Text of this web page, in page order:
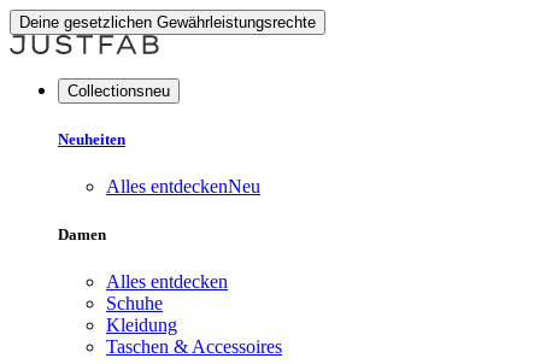
Deine gesetzlichen Gewährleistungsrechte
Collectionsneu
Neuheiten
Alles entdeckenNeu
Damen
Alles entdecken
Schuhe
Kleidung
Taschen & Accessoires